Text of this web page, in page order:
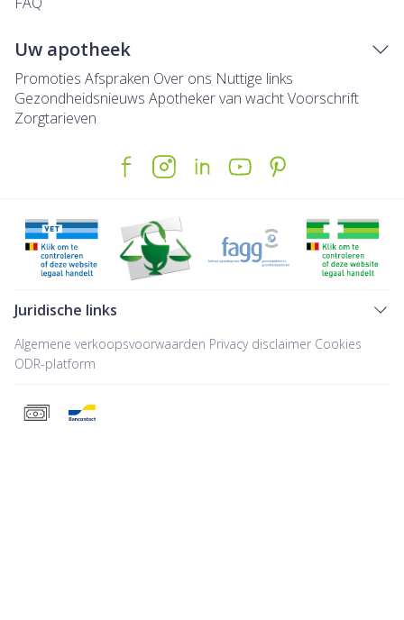
Uw apotheek
Promoties Afspraken Over ons Nuttige links
Gezondheidsnieuws Apotheker van wachtVoorschrift
Zorgtarieven
Juridische links
Algemene verkoopsvoorwaarden Privacy disclaimer Cookies
ODR-platform